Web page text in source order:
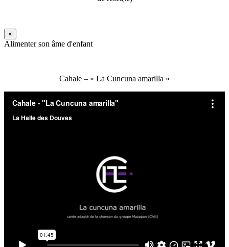
×
Alimenter son âme d'enfant
Cahale – « La Cuncuna amarilla »